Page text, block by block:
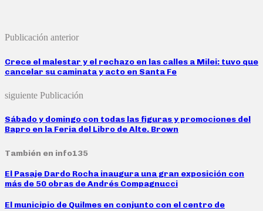
Publicación anterior
Crece el malestar y el rechazo en las calles a Milei: tuvo que
cancelar su caminata y acto en Santa Fe
siguiente Publicación
Sábado y domingo con todas las figuras y promociones del
Bapro en la Feria del Libro de Alte. Brown
También en info135
El Pasaje Dardo Rocha inaugura una gran exposición con
más de 50 obras de Andrés Compagnucci
El municipio de Quilmes en conjunto con el centro de